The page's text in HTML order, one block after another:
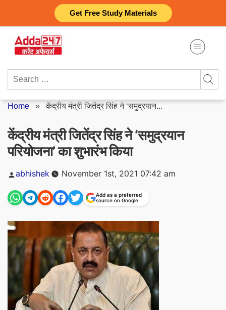
Get Free Study Materials
content
Search
Home »केंद्रीय मंत्री जितेंद्र सिंह ने ‘समुद्रयान...
केंद्रीय मंत्री जितेंद्र सिंह ने ‘समुद्रयान
परियोजना’ का शुभारंभ किया
Posted
by
abhishek November 1st, 2021 07:42 am
Add as a preferred
source on Google